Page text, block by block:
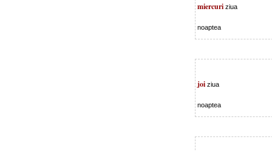
miercuri ziua
noaptea
joi ziua
noaptea